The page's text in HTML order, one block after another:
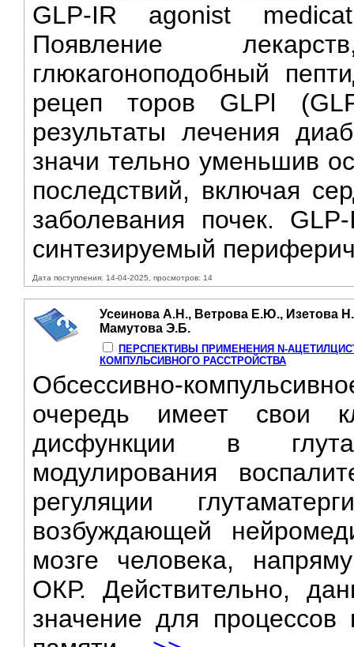
GLP-IR agonist
Появление
глюкагоноподобный
рецеп торов GLPl
результаты лечения
значи тельно уменьшив
последствий, включая
заболевания почек.
синтезируемый
Дата поступления: 14-04-2025, просмотров: 14
Усеинова А.Н., Ветрова Е.Ю., Изетова
Мамутова Э.Б.
ПЕРСПЕКТИВЫ ПРИМЕНЕНИЯ N-
КОМПУЛЬСИВНОГО РАССТРОЙСТВА
Обсессивно-
очередь имеет свои
дисфункции в
модулирования
регуляции
возбуждающей
мозге человека,
ОКР. Действительно,
значение для процессов